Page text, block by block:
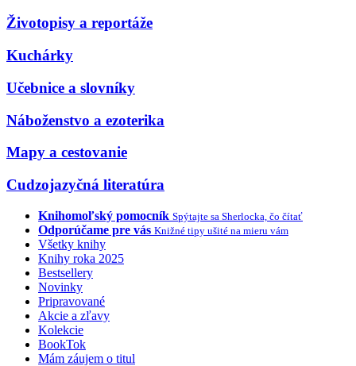
Životopisy a reportáže
Kuchárky
Učebnice a slovníky
Náboženstvo a ezoterika
Mapy a cestovanie
Cudzojazyčná literatúra
Knihomoľský pomocník Spýtajte sa Sherlocka, čo čítať
Odporúčame pre vás Knižné tipy ušité na mieru vám
Všetky knihy
Knihy roka 2025
Bestsellery
Novinky
Pripravované
Akcie a zľavy
Kolekcie
BookTok
Mám záujem o titul